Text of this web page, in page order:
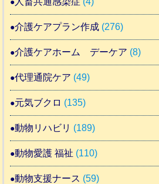
介護ケアプラン作成 (276)
介護ケアホーム デーケア (8)
代理通院ケア (49)
元気ブクロ (135)
動物リハビリ (189)
動物愛護 福祉 (110)
動物支援ナース (59)